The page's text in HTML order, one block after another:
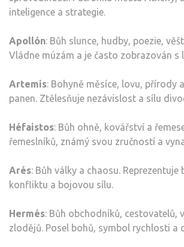
inteligence a strategie.
Apollón: Bůh slunce, hudby, poezie,
Vládne múzám a je často zobrazován s
Artemis: Bohyně měsíce, lovu, přírody
panen. Ztělesňuje nezávislost a sílu
Héfaistos: Bůh ohně, kovářství a
řemeslníků, známý svou zručností a
Arés: Bůh války a chaosu.
konfliktu a bojovou sílu.
Hermés: Bůh obchodníků, cestovatelů,
zlodějů. Posel bohů, symbol rychlosti a